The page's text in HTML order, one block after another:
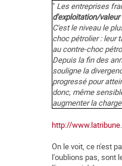
" Les entreprises
d'exploitation/valeur
C'est le niveau le
choc pétrolier : leur
au contre-choc
Depuis la fin des
souligne la
progressé pour
donc, même
augmenter la
http://
On le voit, ce n'est
l'oublions pas, sont